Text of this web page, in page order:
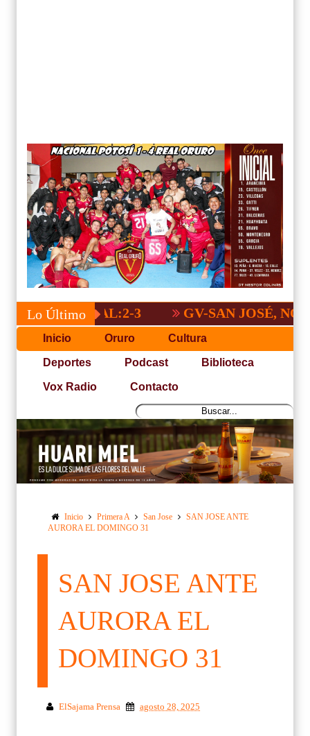
Lo Último GV-SAN JOSÉ, NO PUDO
Inicio Oruro Cultura
Deportes Podcast Biblioteca
Vox Radio Contacto
Inicio Primera A San Jose
SAN JOSE ANTE
AURORA EL DOMINGO 31
SAN JOSE ANTE
AURORA EL
DOMINGO 31
ElSajama Prensa agosto 28, 2025